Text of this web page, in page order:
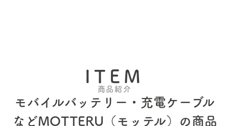
ITEM
商品紹介
モバイルバッテリー・充電ケーブル
などMOTTERU（モッテル）の商品